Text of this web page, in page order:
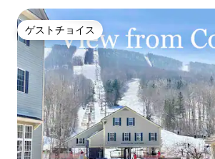
ゲストチョイス
ゲストチョイス